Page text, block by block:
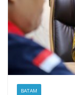
BATAM